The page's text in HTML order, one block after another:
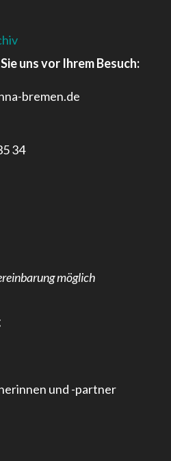
uns vor Ihrem Besuch:
bremen.de
34
möglich
und -partner